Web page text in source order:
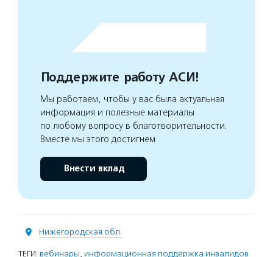
Поддержите работу АСИ!
Мы работаем, чтобы у вас была актуальная
информация и полезные материалы
по любому вопросу в благотворительности.
Вместе мы этого достигнем
Внести вклад
Нижегородская обл.
ТЕГИ: вебинары, информационная поддержка инвалидов